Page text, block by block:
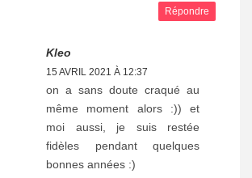
Répondre
Kleo
15 AVRIL 2021 À 12:37
on a sans doute craqué au
même moment alors :)) et
moi aussi, je suis restée
fidèles pendant quelques
bonnes années :)